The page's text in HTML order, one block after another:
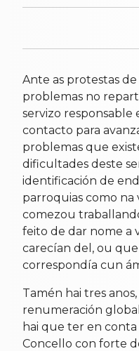
Ante as protestas
problemas no
servizo
contacto para
problemas que
dificultades deste
identificación de
parroquias como na
comezou
feito de dar nome a
carecían del, ou
correspondía cun
Tamén hai tres
renumeración
hai que ter en
Concello con forte